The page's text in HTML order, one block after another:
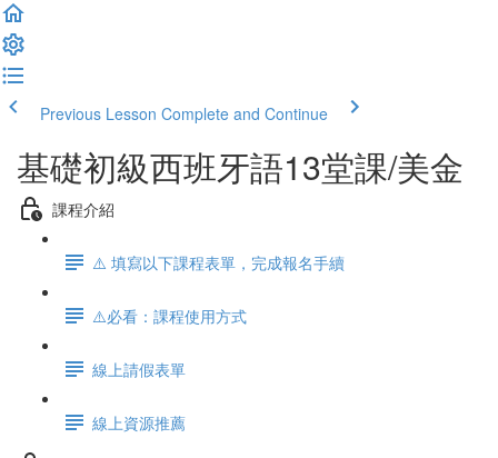
Previous Lesson Complete and Continue
基礎初級西班牙語13堂課/美金
課程介紹
⚠️ 填寫以下課程表單，完成報名手續
⚠️必看：課程使用方式
線上請假表單
線上資源推薦